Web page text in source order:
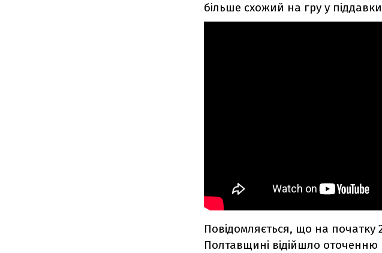
більше схожий на гру у
Повідомляється, що на початку
Полтавщині відійшло